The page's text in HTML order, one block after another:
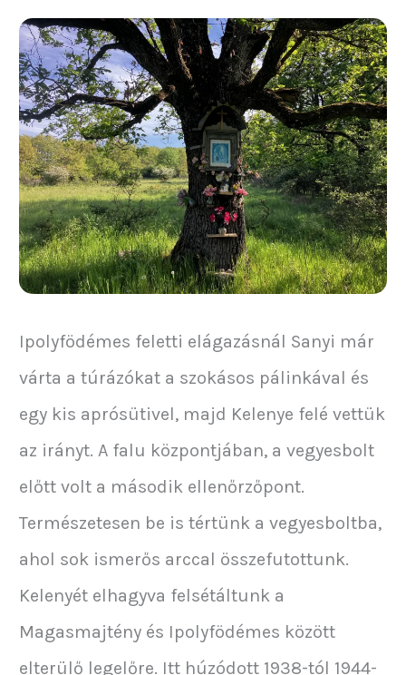
Ipolyfödémes feletti elágazásnál Sanyi már
várta a túrázókat a szokásos pálinkával és
egy kis aprósütivel, majd Kelenye felé vettük
az irányt. A falu központjában, a vegyesbolt
előtt volt a második ellenőrzőpont.
Természetesen be is tértünk a vegyesboltba,
ahol sok ismerős arccal összefutottunk.
Kelenyét elhagyva felsétáltunk a
Magasmajtény és Ipolyfödémes között
elterülő legelőre. Itt húzódott 1938-tól 1944-